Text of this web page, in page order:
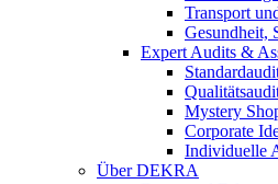
Transport
Gesundheit,
Expert Audits &
Mystery
Corporate
Individuelle
Über DEKRA